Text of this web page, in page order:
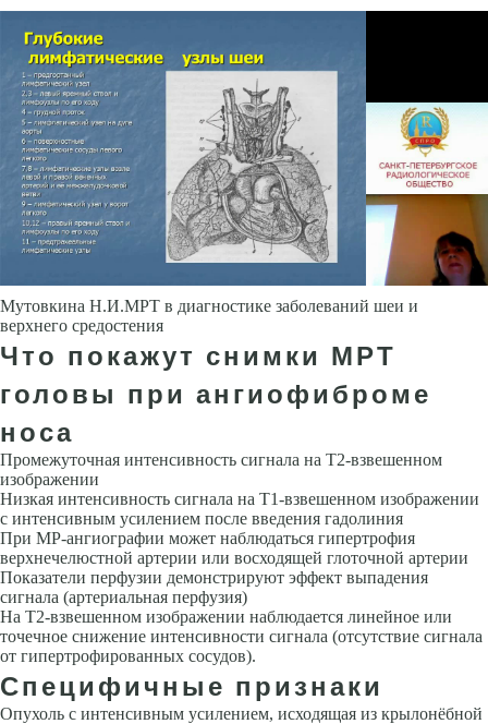
Мутовкина Н.И.МРТ в диагностике заболеваний шеи и
верхнего средостения
Что покажут снимки МРТ
головы при ангиофиброме
носа
Промежуточная интенсивность сигнала на Т2-взвешенном
изображении
Низкая интенсивность сигнала на Т1-взвешенном изображении
с интен­сивным усилением после введения гадолиния
При МР-ангиографии мо­жет наблюдаться гипертрофия
верхнечелюстной артерии или восходящей глоточной артерии
Показатели перфузии демонстрируют эффект выпа­дения
сигнала (артериальная перфузия)
На Т2-взвешенном изображе­нии наблюдается линейное или
точечное снижение интенсивности сигна­ла (отсутствие сигнала
от гипертрофированных сосудов).
Специфичные признаки
Опухоль с интенсивным усилением, исходящая из крылонёбной